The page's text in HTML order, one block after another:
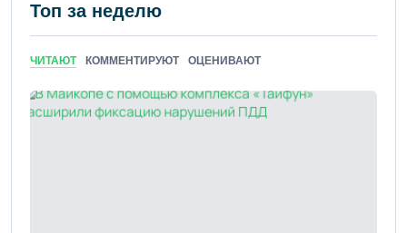
Топ за неделю
ЧИТАЮТ КОММЕНТИРУЮТ ОЦЕНИВАЮТ